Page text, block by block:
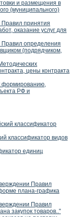
и размещения в
(муниципального)
принятия
оказание услуг для
Правил определения
(подрядчиком,
цены
формированию,
РФ и
классификатор
классификатор видов
единиц
Правил
плана-графика
Правил
закупок товаров.."